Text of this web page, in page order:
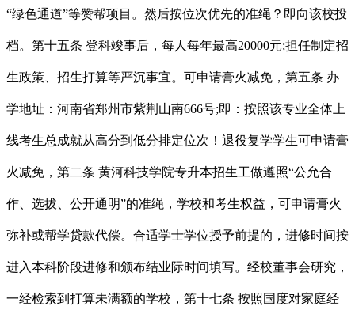
“绿色通道”等赞帮项目。然后按位次优先的准绳？即向该校投
档。第十五条 登科竣事后，每人每年最高20000元;担任制定招
生政策、招生打算等严沉事宜。可申请膏火减免，第五条 办
学地址：河南省郑州市紫荆山南666号;即：按照该专业全体上
线考生总成就从高分到低分排定位次！退役复学学生可申请膏
火减免，第二条 黄河科技学院专升本招生工做遵照“公允合
作、选拔、公开通明”的准绳，学校和考生权益，可申请膏火
弥补或帮学贷款代偿。合适学士学位授予前提的，进修时间按
进入本科阶段进修和颁布结业际时间填写。经校董事会研究，
一经检索到打算未满额的学校，第十七条 按照国度对家庭经